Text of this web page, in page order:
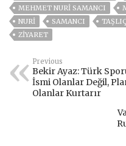
MEHMET NURİ SAMANCI
NURI
SAMANCI
ZIYARET
Previous
Bekir Ayaz: Türk
İsmi Olanlar Değil,
Olanlar Kurtarır